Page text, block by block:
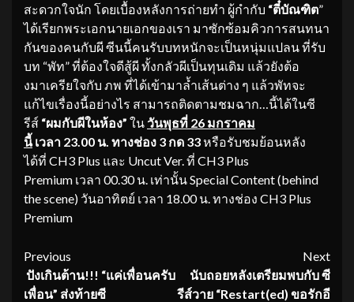
สะดวกใจนัก โดยเบื้องหลังการถ่ายทำ ผู้กำกับ “ตี๋บัณฑิต”
ได้เรียกพระเอกนายเอกของเรา มาซักซ้อมคิวการสนทนา
กันของคนกับผี ซีนนี้คนรับบทหนักจะเป็นหนุ่มแปลน ที่รับ
บท “พัท” ที่ต้องใจดีสู้ผี ทั้งกลัวผีเป็นทุนเดิม แล้วยังต้อ
งมาเครียใจกับ ภพ ที่ได้เข้ามาล้ำเส้นต่าง ๆ แล้วพัทจะ
แก้ไขเรื่องนี้อย่างไร สามารถติดตามชมฉาก…นี้ได้ในซี
รีส์ “ผมกับผีในห้อง” ในวันพุธที่ 26 มกราคม
นี้เวลา 23.00 น. ทางช่อง 3 กด 33หรือรับชมย้อนหลัง
ได้ที่ CH3 Plus และ Uncut Ver. ที่ CH3 Plus
Premium เวลา 00.30 น. เท่านั้น Special Content (behind
the scene) วันอาทิตย์ เวลา 18.00 น. ทางช่อง CH3 Plus
Premium
Continue
Reading
Previous
ปังเกินต้าน!!! “แค่เพื่อนครับ
เพื่อน” ส่งท้ายซี
Next
นับถอยหลังเตรียมพบกับ ซี
รีส์วาย “Restart(ed) ขอรักอี